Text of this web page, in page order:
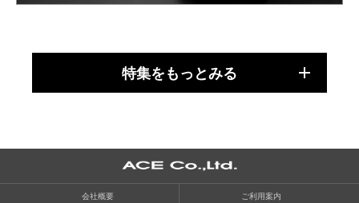
特集をもっとみる
会社概要 ご利用案内